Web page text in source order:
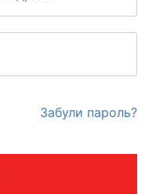
Забули пароль?